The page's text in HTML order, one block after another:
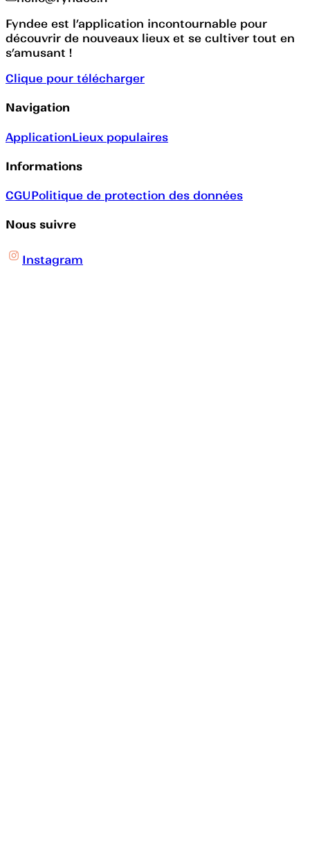
Fyndee est l’application incontournable pour
découvrir de nouveaux lieux et se cultiver tout en
s’amusant !
Clique pour télécharger
Navigation
ApplicationLieux populaires
Informations
CGUPolitique de protection des données
Nous suivre
Instagram